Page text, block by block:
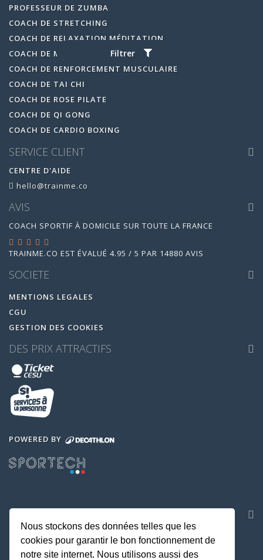
Filtrer
PROFESSEUR DE ZUMBA
COACH DE STRETCHING
COACH DE RELAXATION MÉDITATION
COACH DE MARCHE NORDIQUE
COACH DE RENFORCEMENT MUSCULAIRE
COACH DE TAI CHI
COACH DE ROSE PILATE
COACH DE QI GONG
COACH DE CARDIO BOXING
SERVICE CLIENT
CENTRE D'AIDE
hello@trainme.co
AVIS
COACH SPORTIF À DOMICILE SUR TOUTE LA FRANCE
TRAINME.CO EST ÉVALUÉ 4.95 / 5 PAR 14880 AVIS
SOCIETE
MENTIONS LEGALES
CGU
GESTION DES COOKIES
DES PRIX ATTRACTIFS
POWERED BY
Nous stockons des données telles que les
cookies pour garantir le bon fonctionnement de
notre site internet. Nous utilisons aussi des